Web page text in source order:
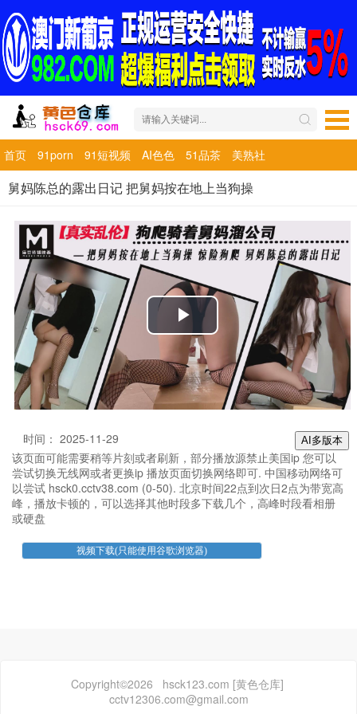
首页 91porn 91短视频 AI色色 51品茶 美熟社
舅妈陈总的露出日记 把舅妈按在地上当狗操
AI多版本
时间： 2025-11-29
该页面可能需要稍等片刻或者刷新，部分播放源禁止美国ip 您可以
尝试切换无线网或者更换ip 播放页面切换网络即可. 中国移动网络可
以尝试 hsck0.cctv38.com (0-50). 北京时间22点到次日2点为带宽高
峰，播放卡顿的，可以选择其他时段多下载几个，高峰时段看相册
或硬盘
Copyright©2026 hsck123.com [黄色仓库]
cctv12306.com@gmail.com